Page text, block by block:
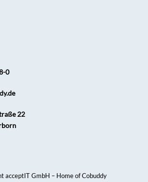
0
22
acceptIT GmbH – Home of Cobuddy